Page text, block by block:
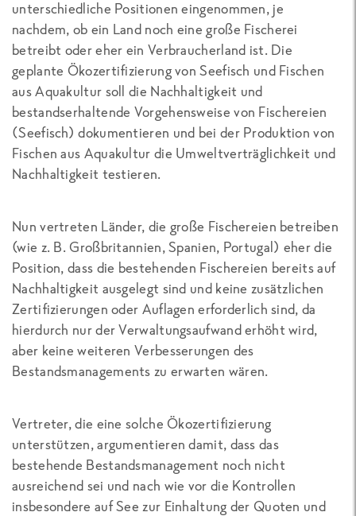
unterschiedliche Positionen eingenommen, je
nachdem, ob ein Land noch eine große Fischerei
betreibt oder eher ein Verbraucherland ist. Die
geplante Ökozertifizierung von Seefisch und Fischen
aus Aquakultur soll die Nachhaltigkeit und
bestandserhaltende Vorgehensweise von Fischereien
(Seefisch) dokumentieren und bei der Produktion von
Fischen aus Aquakultur die Umweltverträglichkeit und
Nachhaltigkeit testieren.
Nun vertreten Länder, die große Fischereien betreiben
(wie z. B. Großbritannien, Spanien, Portugal) eher die
Position, dass die bestehenden Fischereien bereits auf
Nachhaltigkeit ausgelegt sind und keine zusätzlichen
Zertifizierungen oder Auflagen erforderlich sind, da
hierdurch nur der Verwaltungsaufwand erhöht wird,
aber keine weiteren Verbesserungen des
Bestandsmanagements zu erwarten wären.
Vertreter, die eine solche Ökozertifizierung
unterstützen, argumentieren damit, dass das
bestehende Bestandsmanagement noch nicht
ausreichend sei und nach wie vor die Kontrollen
insbesondere auf See zur Einhaltung der Quoten und